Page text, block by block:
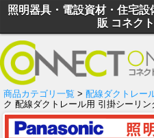
照明器具・電設資材・住宅
販 コネク
商品カテゴリ一覧 > 配線ダクトレー
ク 配線ダクトレール用 引掛シーリン